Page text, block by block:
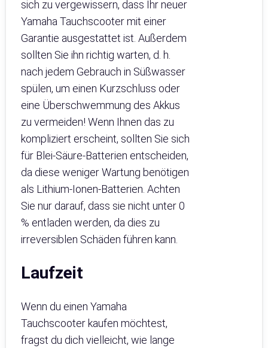
sich zu vergewissern, dass Ihr neuer
Yamaha Tauchscooter mit einer
Garantie ausgestattet ist. Außerdem
sollten Sie ihn richtig warten, d. h.
nach jedem Gebrauch in Süßwasser
spülen, um einen Kurzschluss oder
eine Überschwemmung des Akkus
zu vermeiden! Wenn Ihnen das zu
kompliziert erscheint, sollten Sie sich
für Blei-Säure-Batterien entscheiden,
da diese weniger Wartung benötigen
als Lithium-Ionen-Batterien. Achten
Sie nur darauf, dass sie nicht unter 0
% entladen werden, da dies zu
irreversiblen Schäden führen kann.
Laufzeit
Wenn du einen Yamaha
Tauchscooter kaufen möchtest,
fragst du dich vielleicht, wie lange